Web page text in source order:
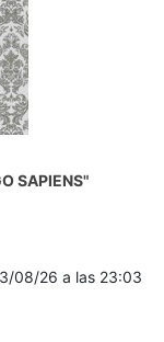
SAPIENS"
08/26 a las 23:03